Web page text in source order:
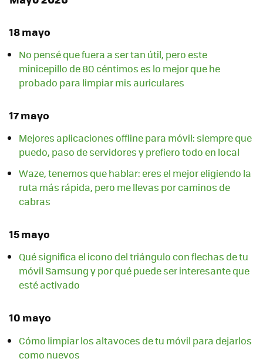
18 mayo
No pensé que fuera a ser tan útil, pero este
minicepillo de 80 céntimos es lo mejor que he
probado para limpiar mis auriculares
17 mayo
Mejores aplicaciones offline para móvil: siempre que
puedo, paso de servidores y prefiero todo en local
Waze, tenemos que hablar: eres el mejor eligiendo la
ruta más rápida, pero me llevas por caminos de
cabras
15 mayo
Qué significa el icono del triángulo con flechas de tu
móvil Samsung y por qué puede ser interesante que
esté activado
10 mayo
Cómo limpiar los altavoces de tu móvil para dejarlos
como nuevos